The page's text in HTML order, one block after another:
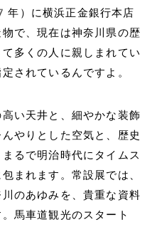
に横浜正金銀行本店
で、現在は神奈川県の歴
多くの人に親しまれてい
されているんですよ。
い天井と、細やかな装飾
やりとした空気と、歴史
るで明治時代にタイムス
まれます。常設展では、
のあゆみを、貴重な資料
馬車道観光のスタート